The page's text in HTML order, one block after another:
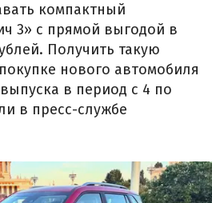
компактный
3» с прямой выгодой в
Получить такую
нового автомобиля
в период с 4 по
в пресс-службе